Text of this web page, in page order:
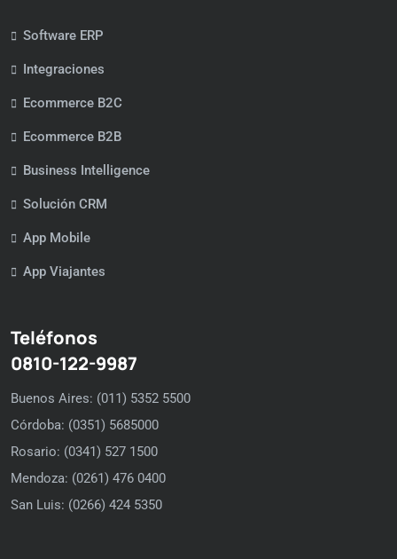
Software ERP
Integraciones
Ecommerce B2C
Ecommerce B2B
Business Intelligence
Solución CRM
App Mobile
App Viajantes
Teléfonos
0810-122-9987
Buenos Aires: (011) 5352 5500
Córdoba: (0351) 5685000
Rosario: (0341) 527 1500
Mendoza: (0261) 476 0400
San Luis: (0266) 424 5350